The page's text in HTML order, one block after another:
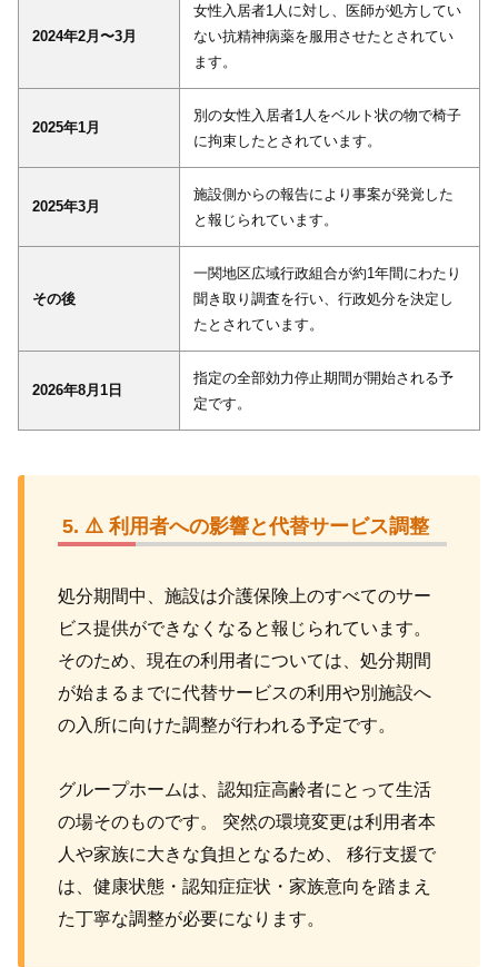
2024年2月〜3月
女性入居者1人に対し、医師が処方してい
ない抗精神病薬を服用させたとされてい
ます。
2025年1月
別の女性入居者1人をベルト状の物で椅子
に拘束したとされています。
2025年3月
施設側からの報告により事案が発覚した
と報じられています。
その後
一関地区広域行政組合が約1年間にわたり
聞き取り調査を行い、行政処分を決定し
たとされています。
2026年8月1日
指定の全部効力停止期間が開始される予
定です。
⚠️ 利用者への影響と代替サービス調整
処分期間中、施設は介護保険上のすべてのサー
ビス提供ができなくなると報じられています。
そのため、現在の利用者については、処分期間
が始まるまでに代替サービスの利用や別施設へ
の入所に向けた調整が行われる予定です。
グループホームは、認知症高齢者にとって生活
の場そのものです。 突然の環境変更は利用者本
人や家族に大きな負担となるため、 移行支援で
は、健康状態・認知症症状・家族意向を踏まえ
た丁寧な調整が必要になります。